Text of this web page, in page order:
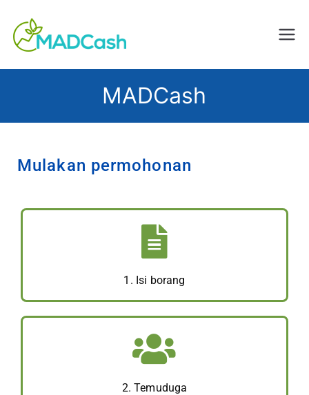
MADCash
Mulakan permohonan
1. Isi borang
2. Temuduga